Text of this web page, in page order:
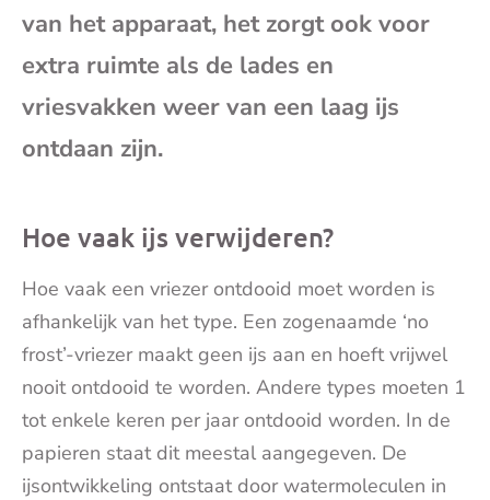
van het apparaat, het zorgt ook voor
extra ruimte als de lades en
vriesvakken weer van een laag ijs
ontdaan zijn.
Hoe vaak ijs verwijderen?
Hoe vaak een vriezer ontdooid moet worden is
afhankelijk van het type. Een zogenaamde ‘no
frost’-vriezer maakt geen ijs aan en hoeft vrijwel
nooit ontdooid te worden. Andere types moeten 1
tot enkele keren per jaar ontdooid worden. In de
papieren staat dit meestal aangegeven. De
ijsontwikkeling ontstaat door watermoleculen in